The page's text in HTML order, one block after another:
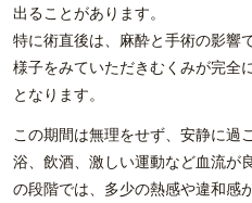
出ることがあります。
特に術直後は、麻酔と手術の影響
様子をみていただきむくみが完全
となります。
この期間は無理をせず、安静に過
浴、飲酒、激しい運動など血流が
の段階では、多少の熱感や違和感